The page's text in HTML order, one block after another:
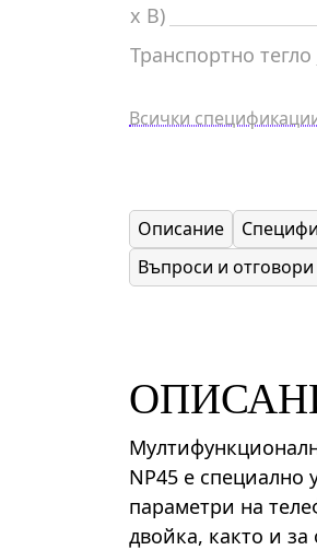
x В)
Транспортно тегло
Всички
Описание
Въпроси и отговори
NP45 е специално
параметри на
двойка, както и